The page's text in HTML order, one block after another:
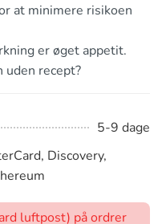
at minimere risikoen
er øget appetit.
uden recept?
5-9 dage
Discovery,
luftpost) på ordrer